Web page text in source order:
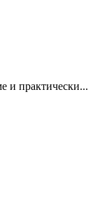
и практически...